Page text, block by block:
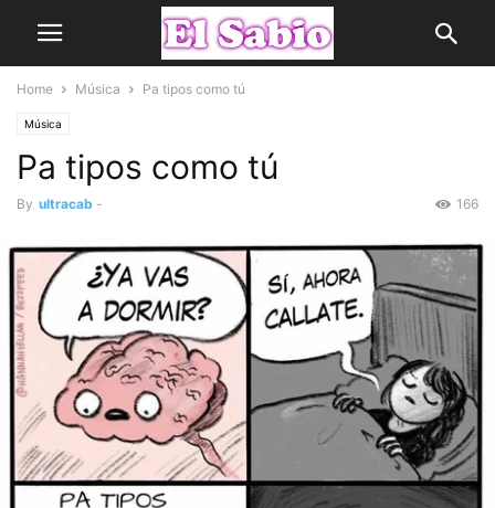
Home Música Pa tipos como tú
Música
Pa tipos como tú
By ultracab - 166